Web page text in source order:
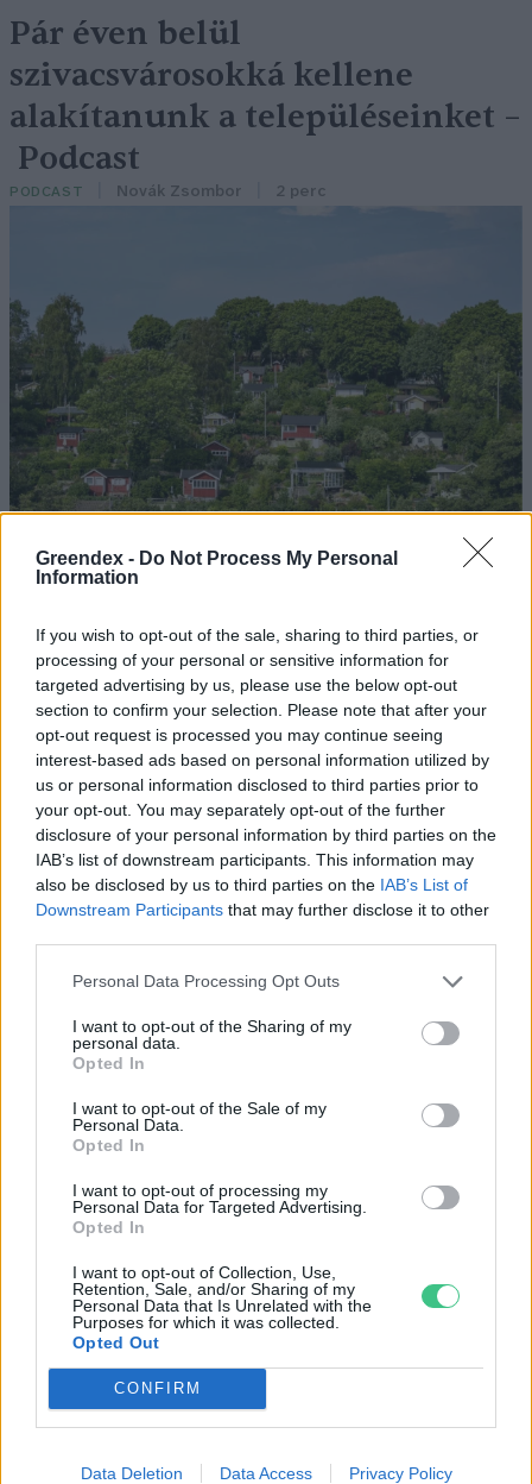
Greendex - Do Not Process My Personal
Information
If you wish to opt-out of the sale, sharing to third parties, or
processing of your personal or sensitive information for
targeted advertising by us, please use the below opt-out
section to confirm your selection. Please note that after your
opt-out request is processed you may continue seeing
interest-based ads based on personal information utilized by
us or personal information disclosed to third parties prior to
your opt-out. You may separately opt-out of the further
disclosure of your personal information by third parties on the
IAB’s list of downstream participants. This information may
also be disclosed by us to third parties on the IAB’s List of
Downstream Participants that may further disclose it to other
Personal Data Processing Opt Outs
I want to opt-out of the Sharing of my
personal data.
Opted In
I want to opt-out of the Sale of my
Personal Data.
Opted In
I want to opt-out of processing my
Personal Data for Targeted Advertising.
Opted In
I want to opt-out of Collection, Use,
Retention, Sale, and/or Sharing of my
Personal Data that Is Unrelated with the
Purposes for which it was collected.
Opted Out
CONFIRM
Data Deletion Data Access Privacy Policy
Pár éven belül
szivacsvárosokká kellene
alakítanunk a településeinket –
Podcast
PODCAST Novák Zsombor 2 perc
Szöllősi Gáborral, a Gardenfutura ügyvezetőjével beszélgettünk.
Még Paks kiesését is áthidalhatná a
megfelelő energiatárolás
ENERGIA
Minden évszázadra jutott egy
AGRÁRIUM
Miért viseli meg az embert a hőség és
mit tehetünk ellene?